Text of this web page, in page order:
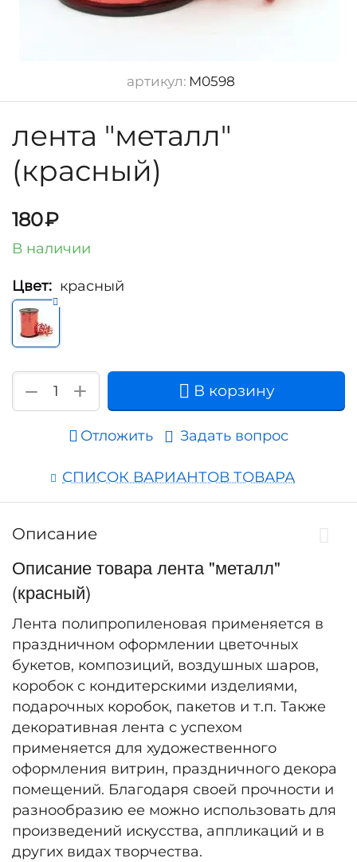
артикул: M0598
лента "металл"
(красный)
180₽
В наличии
Цвет: красный
+
− В корзину
Отложить Задать вопрос
СПИСОК ВАРИАНТОВ ТОВАРА
Описание
Описание товара лента "металл"
(красный)
Лента полипропиленовая применяется в
праздничном оформлении цветочных
букетов, композиций, воздушных шаров,
коробок с кондитерскими изделиями,
подарочных коробок, пакетов и т.п. Также
декоративная лента с успехом
применяется для художественного
оформления витрин, праздничного декора
помещений. Благодаря своей прочности и
разнообразию ее можно использовать для
произведений искусства, аппликаций и в
других видах творчества.